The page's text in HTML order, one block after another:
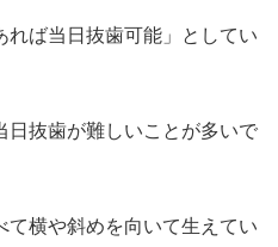
ば当日抜歯可能」としてい
日抜歯が難しいことが多いで
横や斜めを向いて生えてい